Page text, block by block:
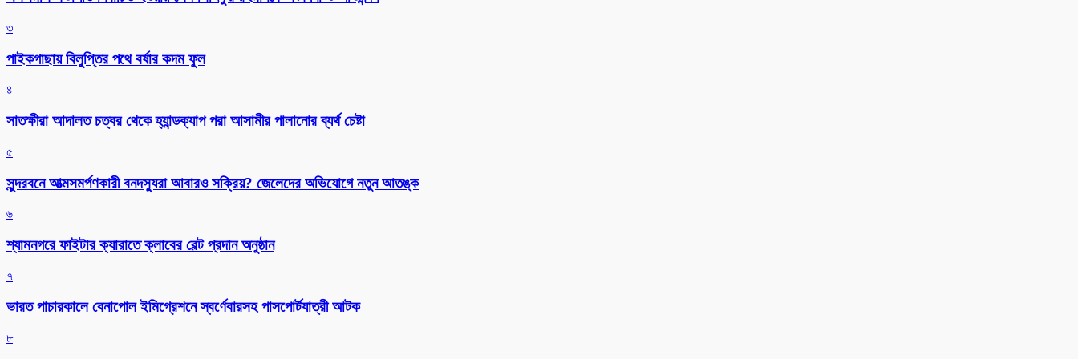
৩
পাইকগাছায় বিলুপ্তির পথে বর্ষার কদম ফুল
৪
সাতক্ষীরা আদালত চত্বর থেকে হ্যান্ডক্যাপ পরা আসামীর পালানোর ব্যর্থ চেষ্টা
৫
সুন্দরবনে আত্মসমর্পণকারী বনদস্যুরা আবারও সক্রিয়? জেলেদের অভিযোগে নতুন আতঙ্ক
৬
শ্যামনগরে ফাইটার ক্যারাতে ক্লাবের বেল্ট প্রদান অনুষ্ঠান
৭
ভারত পাচারকালে বেনাপোল ইমিগ্রেশনে স্বর্ণেবারসহ পাসপোর্টযাত্রী আটক
৮